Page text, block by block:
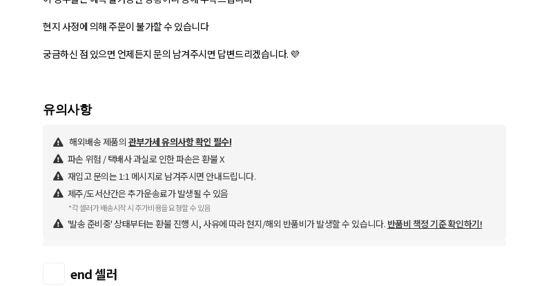
현지 사정에 의해 주문이 불가할 수 있습니다
궁금하신 점 있으면 언제든지 문의 남겨주시면 답변드리겠습니다. 💜
유의사항
해외배송 제품의 관부가세 유의사항 확인 필수!
파손 위험 / 택배사 과실로 인한 파손은 환불 X
재입고 문의는 1:1 메시지로 남겨주시면 안내드립니다.
제주/도서산간은 추가운송료가 발생될 수 있음
*각 셀러가 배송시작 시 추가비용을 요청할 수 있음
'발송 준비중' 상태부터는 환불 진행 시, 사유에 따라 현지/해외 반품비가 발생할 수 있습니다. 반품비 책정 기준 확인하기!
end 셀러